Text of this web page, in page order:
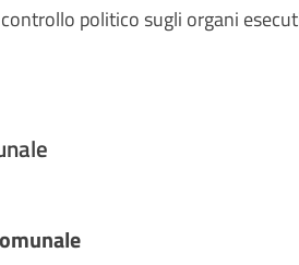
politico sugli organi